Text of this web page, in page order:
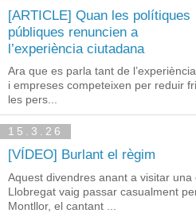
[ARTICLE] Quan les polítiques
públiques renuncien a
l’experiència ciutadana
Ara que es parla tant de
i empreses competeixen per reduir
les pers...
15.3.26
[VÍDEO] Burlant el règim
Aquest divendres anant a visitar una
Llobregat vaig passar casualment
Montllor, el cantant ...